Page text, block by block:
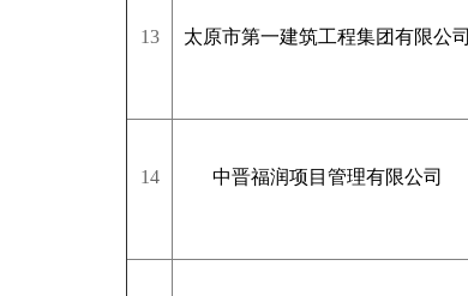
13 太原市第一建筑工程集团有限公司
14 中晋福润项目管理有限公司